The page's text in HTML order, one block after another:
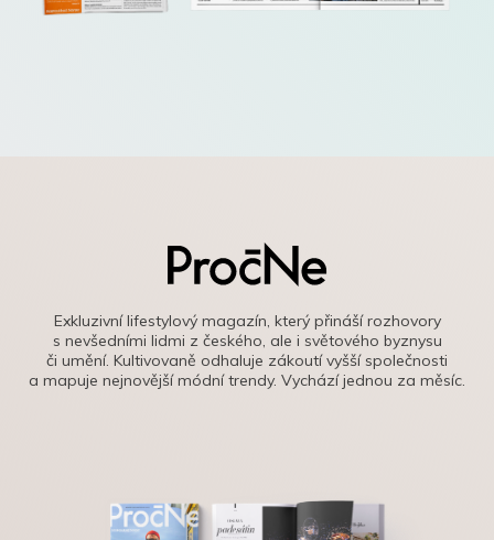
Exkluzivní lifestylový magazín, který přináší rozhovory
s nevšedními lidmi z českého, ale i světového byznysu
či umění. Kultivovaně odhaluje zákoutí vyšší společnosti
a mapuje nejnovější módní trendy. Vychází jednou za měsíc.